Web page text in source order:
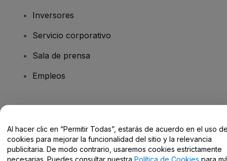
Inversores
Servicio corporativo
Sala de prensa
Empleos
Centro de Ayuda / Contacto
Al hacer clic en “Permitir Todas”, estarás de acuerdo en el uso
cookies para mejorar la funcionalidad del sitio y la relevancia
publicitaria. De modo contrario, usaremos cookies estrictamente
necesarias. Puedes consultar nuestra Política de Cookies para